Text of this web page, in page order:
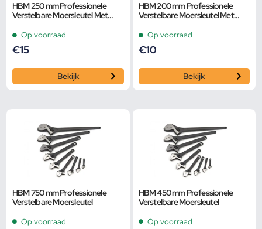
HBM 250 mm Professionele
Verstelbare Moersleutel Met
Smalle Bek
Op voorraad
€15
Bekijk
HBM 200 mm Professionele
Verstelbare Moersleutel Met
Smalle Bek
Op voorraad
€10
Bekijk
HBM 750 mm Professionele
Verstelbare Moersleutel
Op voorraad
HBM 450 mm Professionele
Verstelbare Moersleutel
Op voorraad